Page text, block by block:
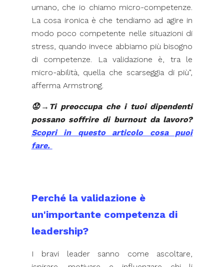
umano, che io chiamo micro-competenze.
La cosa ironica è che tendiamo ad agire in
modo poco competente nelle situazioni di
stress, quando invece abbiamo più bisogno
di competenze. La validazione è, tra le
micro-abilità, quella che scarseggia di più",
afferma Armstrong.
😟→Ti preoccupa che i tuoi dipendenti
possano soffrire di burnout da lavoro?
Scopri in questo articolo cosa puoi
fare.
Perché la validazione è
un'importante competenza di
leadership?
I bravi leader sanno come ascoltare,